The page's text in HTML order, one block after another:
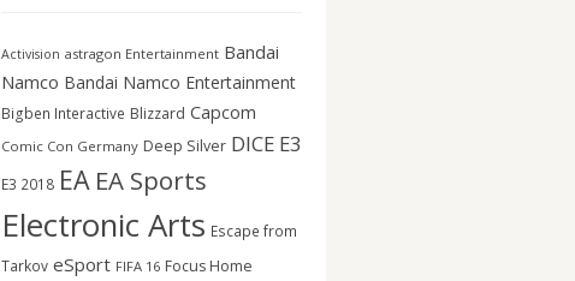
Activision astragon Entertainment Bandai
Namco Bandai Namco Entertainment
Bigben Interactive Blizzard Capcom
Comic Con Germany Deep Silver DICE E3
E3 2018 EA EA Sports
Electronic Arts Escape from
Tarkov eSport FIFA 16 Focus Home